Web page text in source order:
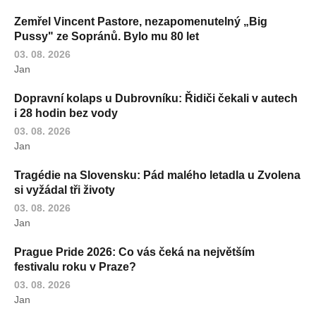
Zemřel Vincent Pastore, nezapomenutelný „Big
Pussy" ze Sopránů. Bylo mu 80 let
03. 08. 2026
Jan
Dopravní kolaps u Dubrovníku: Řidiči čekali v autech
i 28 hodin bez vody
03. 08. 2026
Jan
Tragédie na Slovensku: Pád malého letadla u Zvolena
si vyžádal tři životy
03. 08. 2026
Jan
Prague Pride 2026: Co vás čeká na největším
festivalu roku v Praze?
03. 08. 2026
Jan